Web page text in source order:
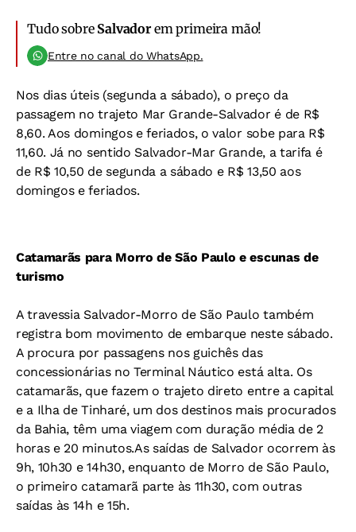
Tudo sobre Salvadorem primeira mão!
Entre no canal do WhatsApp.
Nos dias úteis (segunda a sábado), o preço da
passagem no trajeto Mar Grande-Salvador é de R$
8,60. Aos domingos e feriados, o valor sobe para R$
11,60. Já no sentido Salvador-Mar Grande, a tarifa é
de R$ 10,50 de segunda a sábado e R$ 13,50 aos
domingos e feriados.
Catamarãs para Morro de São Paulo e escunas de
turismo
A travessia Salvador-Morro de São Paulo também
registra bom movimento de embarque neste sábado.
A procura por passagens nos guichês das
concessionárias no Terminal Náutico está alta. Os
catamarãs, que fazem o trajeto direto entre a capital
e a Ilha de Tinharé, um dos destinos mais procurados
da Bahia, têm uma viagem com duração média de 2
horas e 20 minutos.As saídas de Salvador ocorrem às
9h, 10h30 e 14h30, enquanto de Morro de São Paulo,
o primeiro catamarã parte às 11h30, com outras
saídas às 14h e 15h.